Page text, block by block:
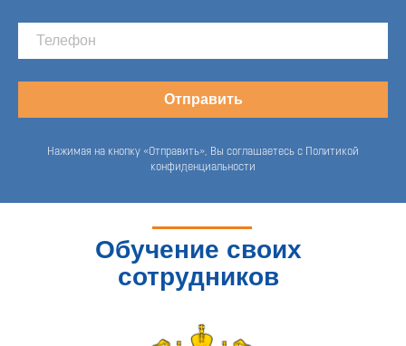
Отправить
Нажимая на кнопку «Отправить», Вы соглашаетесь с Политикой
конфиденциальности
Обучение своих
сотрудников